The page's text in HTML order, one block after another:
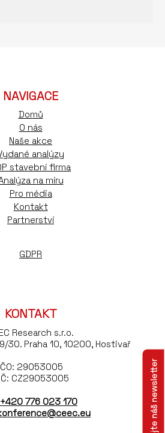
NAVIGACE
Domů
O nás
Naše akce
analýzy
stavební firma
na míru
Pro média
Kontakt
Partnerství
GDPR
KONTAKT
Research s.r.o.
30. Praha 10, 10200, Hostivař
29053005
CZ29053005
+420 776 023 170
Odebírejte náš newsletter